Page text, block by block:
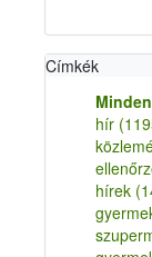
Címkék
hír
hírek